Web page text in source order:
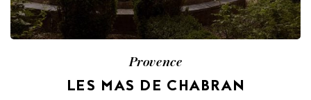
Provence
LES MAS DE CHABRAN